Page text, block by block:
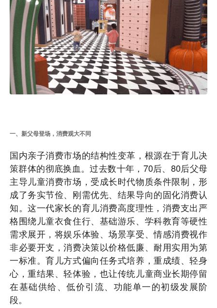
一、新父母登场，消费观大不同
国内亲子消费市场的结构性变革，根源在于育儿决
策群体的彻底换血。过去数十年，70后、80后父母
主导儿童消费市场，受成长时代物质条件限制，形
成了务实节俭、刚需优先、结果导向的固化消费认
知。这一代家长的育儿消费高度理性，消费支出严
格围绕儿童衣食住行、基础游乐、学科教育等硬性
需求展开，将娱乐体验、场景享受、情感消费视作
非必要开支，消费决策以价格低廉、耐用实用为第
一标准。育儿方式偏向任务式培养，重成绩、轻身
心，重结果、轻体验，也让传统儿童商业长期停留
在基础供给、低价引流、功能单一的初级发展阶
段。